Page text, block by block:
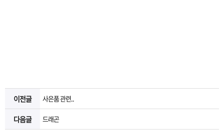
이전글 사은품 관련..
다음글 드래곤